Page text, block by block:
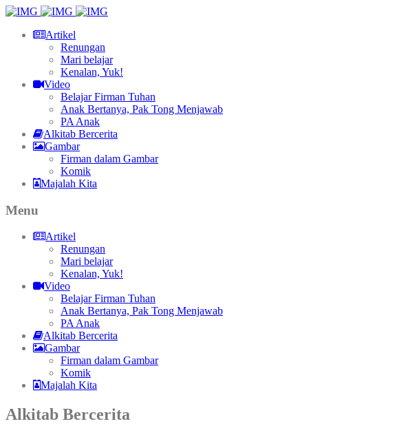
Artikel
Renungan
Mari belajar
Kenalan, Yuk!
Video
Belajar Firman Tuhan
Anak Bertanya, Pak Tong Menjawab
PA Anak
Alkitab Bercerita
Gambar
Firman dalam Gambar
Komik
Majalah Kita
Menu
Artikel
Renungan
Mari belajar
Kenalan, Yuk!
Video
Belajar Firman Tuhan
Anak Bertanya, Pak Tong Menjawab
PA Anak
Alkitab Bercerita
Gambar
Firman dalam Gambar
Komik
Majalah Kita
Alkitab Bercerita